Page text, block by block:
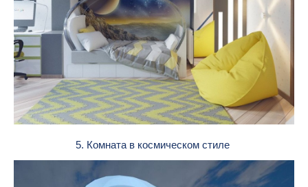
5. Комната в космическом стиле